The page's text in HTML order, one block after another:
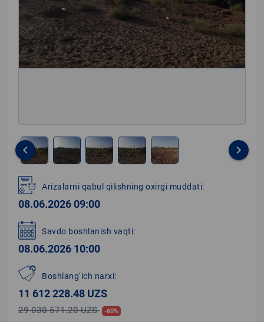
1
of
5
keyboard_arrow_left keyboard_arrow_right
Arizalarni qabul qilishning oxirgi muddati:
08.06.2026 09:00
Savdo boshlanish vaqti:
08.06.2026 10:00
Boshlang‘ich narxi:
11 612 228.48 UZS
29 030 571.20 UZS -60%